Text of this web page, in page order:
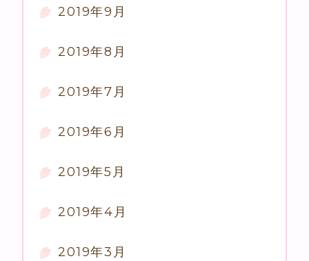
2019年9月
2019年8月
2019年7月
2019年6月
2019年5月
2019年4月
2019年3月